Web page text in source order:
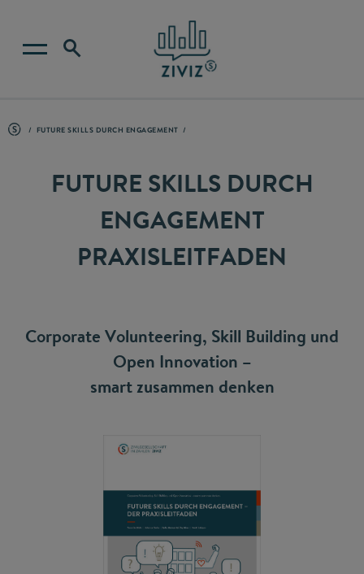
FUTURE SKILLS DURCH ENGAGEMENT
FUTURE SKILLS DURCH
ENGAGEMENT
PRAXISLEITFADEN
Corporate Volunteering, Skill Building und
Open Innovation –
smart zusammen denken